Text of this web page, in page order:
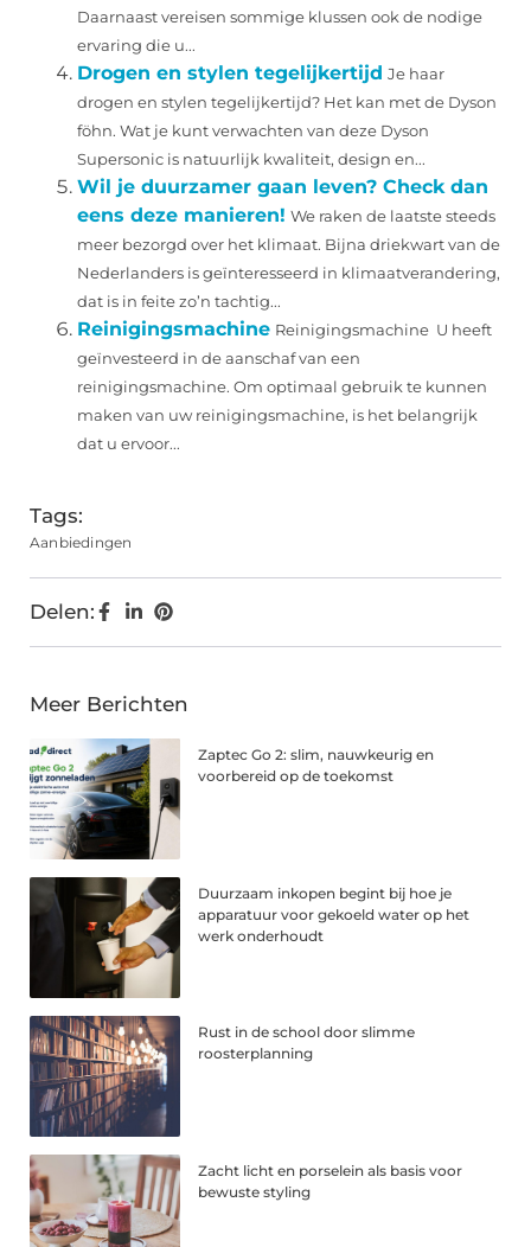
Daarnaast vereisen sommige klussen ook de nodige
ervaring die u...
Drogen en stylen tegelijkertijd Je haar
drogen en stylen tegelijkertijd? Het kan met de Dyson
föhn. Wat je kunt verwachten van deze Dyson
Supersonic is natuurlijk kwaliteit, design en...
Wil je duurzamer gaan leven? Check dan
eens deze manieren! We raken de laatste steeds
meer bezorgd over het klimaat. Bijna driekwart van de
Nederlanders is geïnteresseerd in klimaatverandering,
dat is in feite zo’n tachtig...
Reinigingsmachine Reinigingsmachine U heeft
geïnvesteerd in de aanschaf van een
reinigingsmachine. Om optimaal gebruik te kunnen
maken van uw reinigingsmachine, is het belangrijk
dat u ervoor...
Tags:
Aanbiedingen
Delen:
Meer Berichten
Zaptec Go 2: slim, nauwkeurig en
voorbereid op de toekomst
Duurzaam inkopen begint bij hoe je
apparatuur voor gekoeld water op het
werk onderhoudt
Rust in de school door slimme
roosterplanning
Zacht licht en porselein als basis voor
bewuste styling